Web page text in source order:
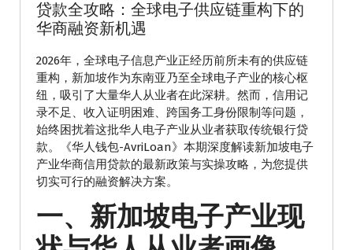
贷款全攻略：全球电子供应链重构下的
华商融资新机遇
2026年，全球电子信息产业正经历前所未有的供应链
重构，新加坡作为东南亚乃至全球电子产业的核心枢
纽，吸引了大量华人从业者在此深耕。然而，信用记
录不足、收入证明困难、跨国务工身份限制等问题，
始终困扰着这批华人电子产业从业者获取传统银行贷
款。《华人钱包-AvriLoan》本期深度解读新加坡电子
产业华商信用贷款的最新政策与实操攻略，为您提供
切实可行的融资解决方案。
一、新加坡电子产业现